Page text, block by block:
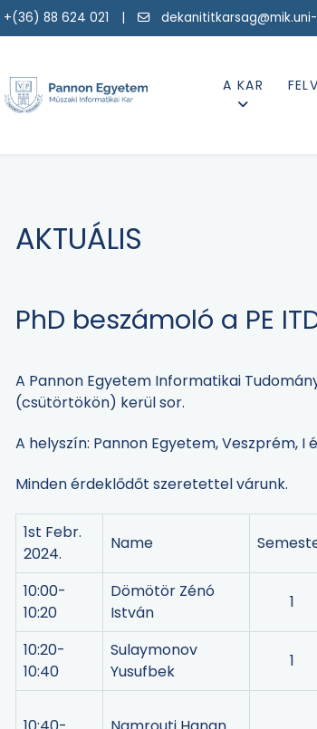
+(36) 88 624 021 |
A KAR
AKTUÁLIS
PhD beszámoló a PE
A Pannon Egyetem Informatikai
(csütörtökön) kerül sor.
A helyszín: Pannon Egyetem, Veszprém,
Minden érdeklődőt szeretettel várunk.
1st Febr.
2024.
Name
10:00-
10:20
Dömötör Zénó
István
1
10:20-
10:40
Sulaymonov
Yusufbek
1